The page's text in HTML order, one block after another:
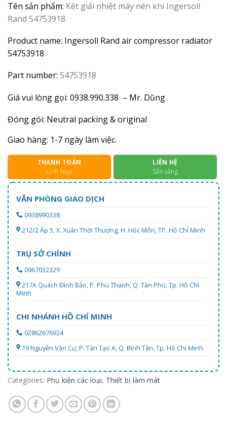
Tên sản phẩm: Két giải nhiệt máy nén khí Ingersoll
Rand 54753918
Product name: Ingersoll Rand air compressor radiator
54753918
Part number: 54753918
Giá vui lòng gọi: 0938.990.338 – Mr. Dũng
Đóng gói: Neutral packing & original
Giao hàng: 1-7 ngày làm việc.
THANH TOÁN
Linh hoạt
LIÊN HỆ
Sẵn sàng
VĂN PHÒNG GIAO DỊCH
0938990338
212/2 Ấp 5, X. Xuân Thới Thượng, H. Hóc Môn, TP. Hồ Chí Minh
TRỤ SỞ CHÍNH
0967032329
217A Quách Đình Bảo, P. Phú Thạnh, Q. Tân Phú, Tp. Hồ Chí
Minh
CHI NHÁNH HỒ CHÍ MINH
02862676924
19 Nguyễn Văn Cự, P. Tân Tạo A, Q. Bình Tân, Tp. Hồ Chí Minh
Categories: Phụ kiện các loại, Thiết bị làm mát